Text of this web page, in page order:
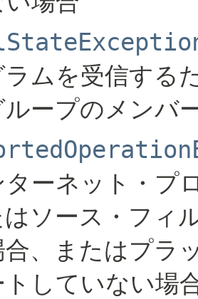
ムを受信する
ループのメンバ
ターネット・プ
ソース・フィ
合、またはプラ
トしていない場